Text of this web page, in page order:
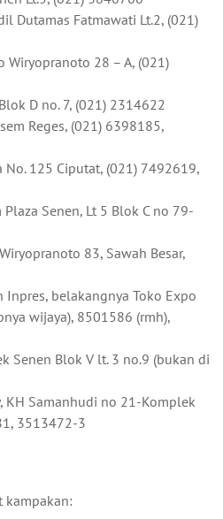
Dutamas Fatmawati Lt.2, (021)
Wiryopranoto 28 – A, (021)
D no. 7, (021) 2314622
Reges, (021) 6398185,
No. 125 Ciputat, (021) 7492619,
Senen, Lt 5 Blok C no 79-
83, Sawah Besar,
Inpres, belakangnya Toko Expo
wijaya), 8501586 (rmh),
Senen Blok V lt. 3 no.9 (bukan di
KH Samanhudi no 21-Komplek
3513472-3
kampakan: